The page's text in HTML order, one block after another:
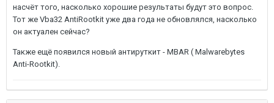
насчёт того, насколько хорошие результаты будут это вопрос.
Тот же Vba32 AntiRootkit уже два года не обновлялся, насколько
он актуален сейчас?
Также ещё появился новый антируткит - MBAR ( Malwarebytes
Anti-Rootkit).